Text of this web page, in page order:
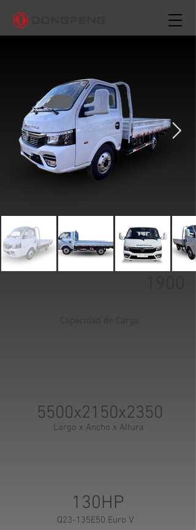
5500x2150x2350
Largo x Ancho x Altura
130HP
Q23-135E50 Euro V